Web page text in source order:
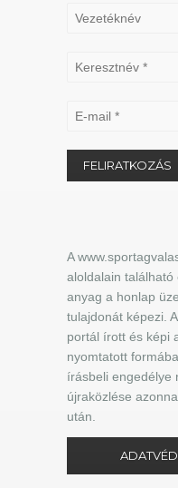
A
aloldalain található
anyag a honlap
tulajdonát képezi.
portál írott és képi
nyomtatott
írásbeli engedélye
újraközlése
után.